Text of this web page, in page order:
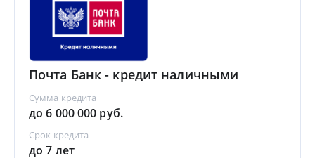
Почта Банк - кредит наличными
Сумма кредита
до 6 000 000 руб.
Срок кредита
до 7 лет